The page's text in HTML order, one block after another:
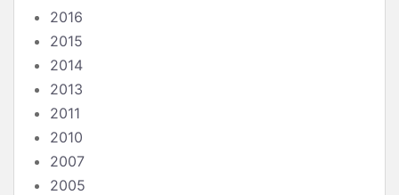
2016
2015
2014
2013
2011
2010
2007
2005